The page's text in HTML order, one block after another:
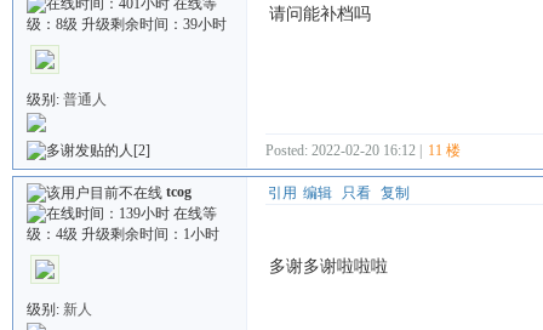
级别: 普通人
[2]
请问能补档吗
Posted: 2022-02-20 16:12 | 11 楼
tcog
级别: 新人
引用 编辑 只看 复制
多谢多谢啦啦啦